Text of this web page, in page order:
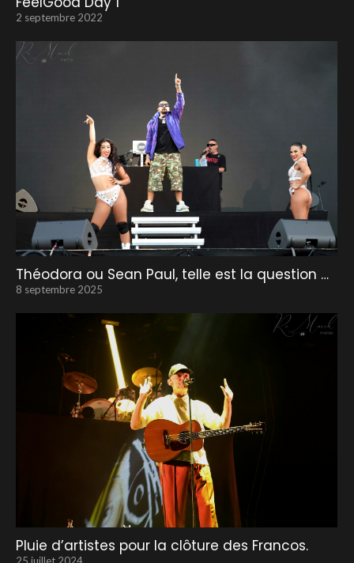
2 septembre 2022
Théodora ou Sean Paul, telle est la question …
8 septembre 2025
Pluie d’artistes pour la clôture des Francos.
25 juillet 2024